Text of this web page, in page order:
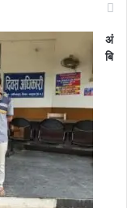
अं
बि